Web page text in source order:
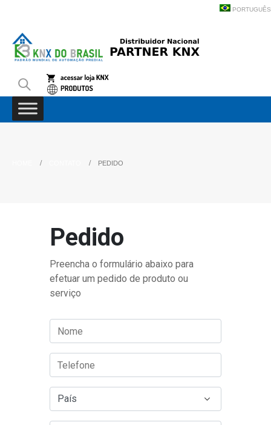
PORTUGUÊS
PEDIDO
Pedido
Preencha o formulário abaixo para
efetuar um pedido de produto ou
serviço